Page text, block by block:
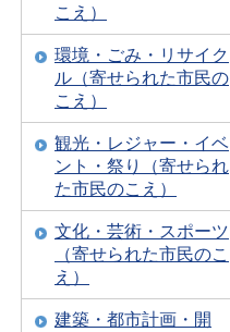
こえ）
環境・ごみ・リサイク
ル（寄せられた市民の
こえ）
観光・レジャー・イベ
ント・祭り（寄せられ
た市民のこえ）
文化・芸術・スポーツ
（寄せられた市民のこ
え）
建築・都市計画・開